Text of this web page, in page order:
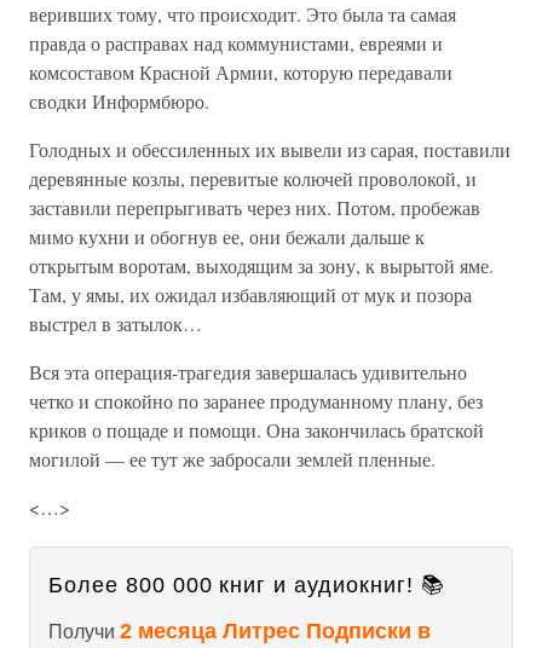
веривших тому, что происходит. Это была та самая
правда о расправах над коммунистами, евреями и
комсоставом Красной Армии, которую передавали
сводки Информбюро.
Голодных и обессиленных их вывели из сарая, поставили
деревянные козлы, перевитые колючей проволокой, и
заставили перепрыгивать через них. Потом, пробежав
мимо кухни и обогнув ее, они бежали дальше к
открытым воротам, выходящим за зону, к вырытой яме.
Там, у ямы, их ожидал избавляющий от мук и позора
выстрел в затылок…
Вся эта операция-трагедия завершалась удивительно
четко и спокойно по заранее продуманному плану, без
криков о пощаде и помощи. Она закончилась братской
могилой — ее тут же забросали землей пленные.
<…>
Более 800 000 книг и аудиокниг! 📚
Получи 2 месяца Литрес Подписки в